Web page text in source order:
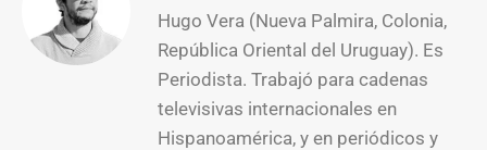
Hugo Vera (Nueva Palmira, Colonia,
República Oriental del Uruguay). Es
Periodista. Trabajó para cadenas
televisivas internacionales en
Hispanoamérica, y en periódicos y